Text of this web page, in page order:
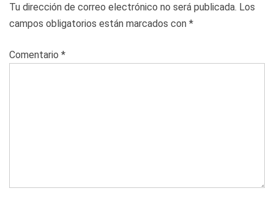
Tu dirección de correo electrónico no será publicada. Los
campos obligatorios están marcados con *
Comentario *